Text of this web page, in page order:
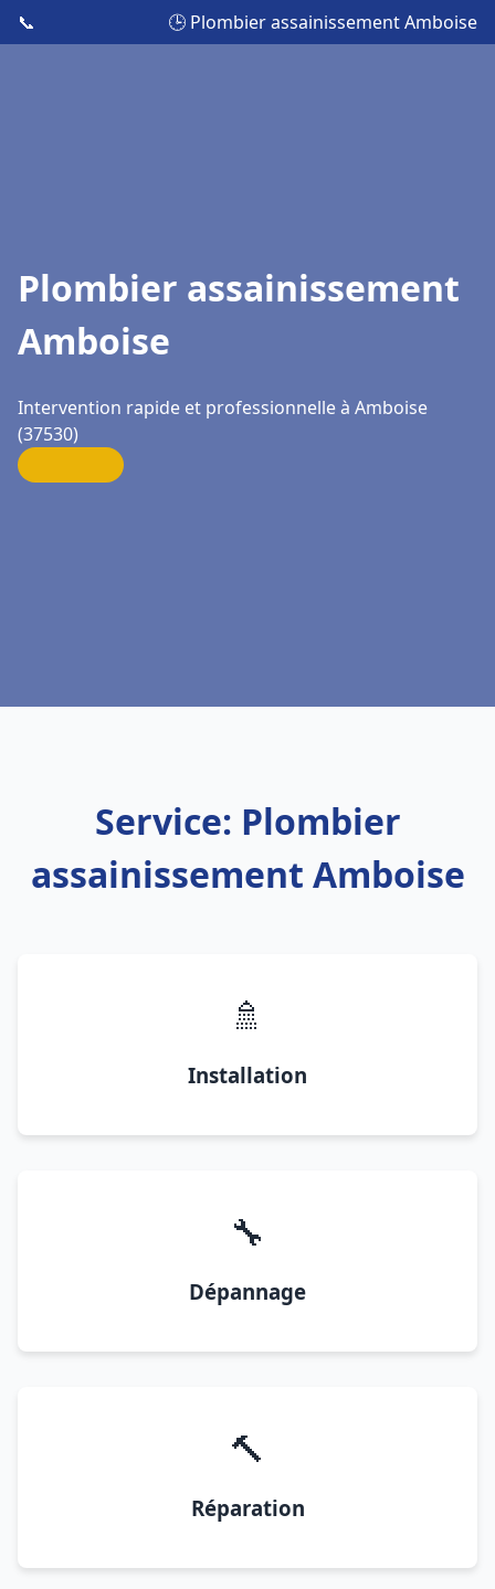
📞 🕒 Plombier assainissement Amboise
Plombier assainissement
Amboise
Intervention rapide et professionnelle à Amboise
(37530)
Service: Plombier
assainissement Amboise
🚿
Installation
🔧
Dépannage
🔨
Réparation